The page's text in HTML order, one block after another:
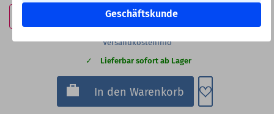
Geschäftskunde
Versandkosteninfo
Lieferbar sofort ab Lager
In den Warenkorb Zum